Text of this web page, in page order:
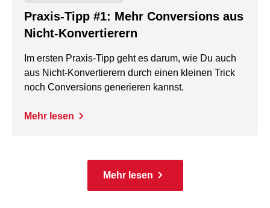
Praxis-Tipp #1: Mehr Conversions aus
Nicht-Konvertierern
Im ersten Praxis-Tipp geht es darum, wie Du auch
aus Nicht-Konvertierern durch einen kleinen Trick
noch Conversions generieren kannst.
Mehr lesen
Mehr lesen